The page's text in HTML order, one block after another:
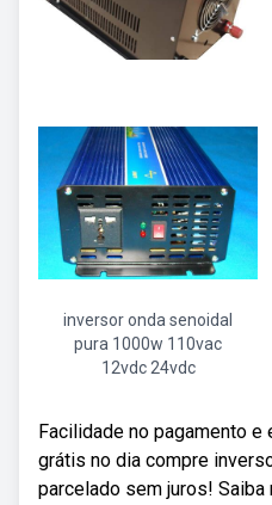
inversor onda senoidal
pura 1000w 110vac
12vdc 24vdc
Facilidade no pagamento e
grátis no dia compre
parcelado sem juros!